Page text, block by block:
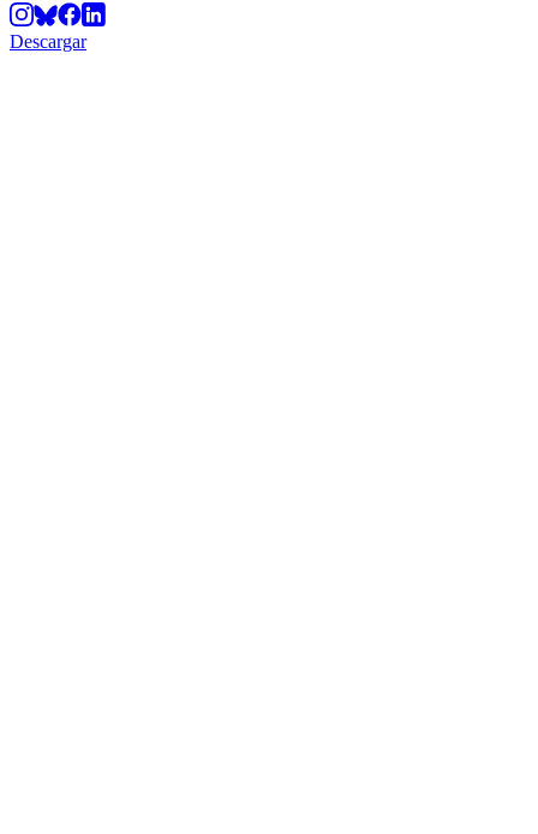
Descargar